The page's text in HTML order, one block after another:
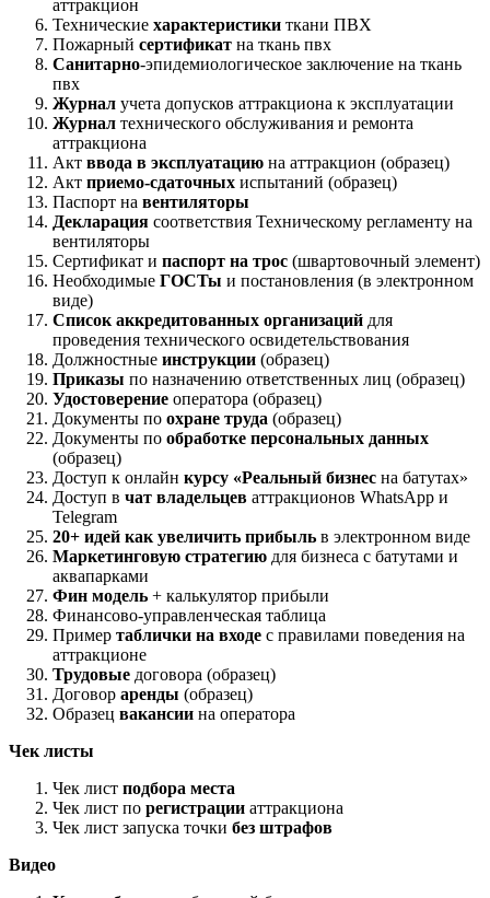
аттракцион
Технические характеристики ткани ПВХ
Пожарный сертификат на ткань пвх
Санитарно-эпидемиологическое заключение на ткань
пвх
Журнал учета допусков аттракциона к эксплуатации
Журнал технического обслуживания и ремонта
аттракциона
Акт ввода в эксплуатацию на аттракцион (образец)
Акт приемо-сдаточных испытаний (образец)
Паспорт на вентиляторы
Декларация соответствия Техническому регламенту на
вентиляторы
Сертификат и паспорт на трос (швартовочный элемент)
Необходимые ГОСТы и постановления (в электронном
виде)
Список аккредитованных организаций для
проведения технического освидетельствования
Должностные инструкции (образец)
Приказы по назначению ответственных лиц (образец)
Удостоверение оператора (образец)
Документы по охране труда (образец)
Документы по обработке персональных данных
(образец)
Доступ к онлайн курсу «Реальный бизнес на батутах»
Доступ в чат владельцев аттракционов WhatsApp и
Telegram
20+ идей как увеличить прибыль в электронном виде
Маркетинговую стратегию для бизнеса с батутами и
аквапарками
Фин модель + калькулятор прибыли
Финансово-управленческая таблица
Пример таблички на входе с правилами поведения на
аттракционе
Трудовые договора (образец)
Договор аренды (образец)
Образец вакансии на оператора
Чек листы
Чек лист подбора места
Чек лист по регистрации аттракциона
Чек лист запуска точки без штрафов
Видео